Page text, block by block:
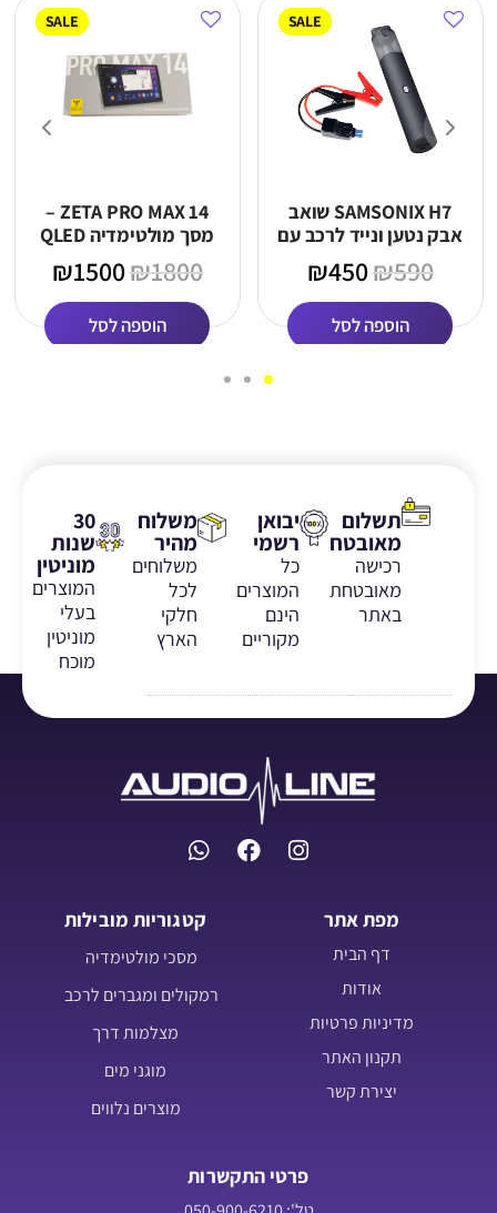
SALE
SAMSONIX H7 שואב
אבק נטען ונייד לרכב עם
בוסטר התנעה
(10,000mAh)
₪590
₪450
הוספה לסל
SALE
ZETA PRO MAX 14 –
מסך מולטימדיה QLED
₪1800
₪1500
הוספה לסל
תשלום
מאובטח
רכישה
מאובטחת
באתר
יבואן
רשמי
כל
המוצרים
הינם
מקוריים
משלוח
מהיר
משלוחים
לכל
חלקי
הארץ
30
שנות
מוניטין
המוצרים
בעלי
מוניטין
מוכח
מפת אתר
דף הבית
אודות
מדיניות פרטיות
תקנון האתר
יצירת קשר
קטגוריות מובילות
מסכי מולטימדיה
רמקולים ומגברים לרכב
מצלמות דרך
מוגני מים
מוצרים נלווים
פרטי התקשרות